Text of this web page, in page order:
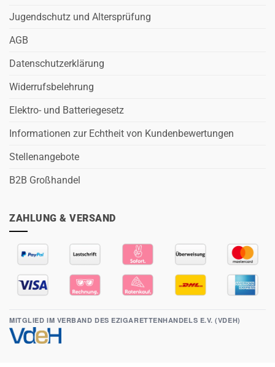
Jugendschutz und Altersprüfung
AGB
Datenschutzerklärung
Widerrufsbelehrung
Elektro- und Batteriegesetz
Informationen zur Echtheit von Kundenbewertungen
Stellenangebote
B2B Großhandel
ZAHLUNG & VERSAND
MITGLIED IM VERBAND DES EZIGARETTENHANDELS E.V. (VDEH)